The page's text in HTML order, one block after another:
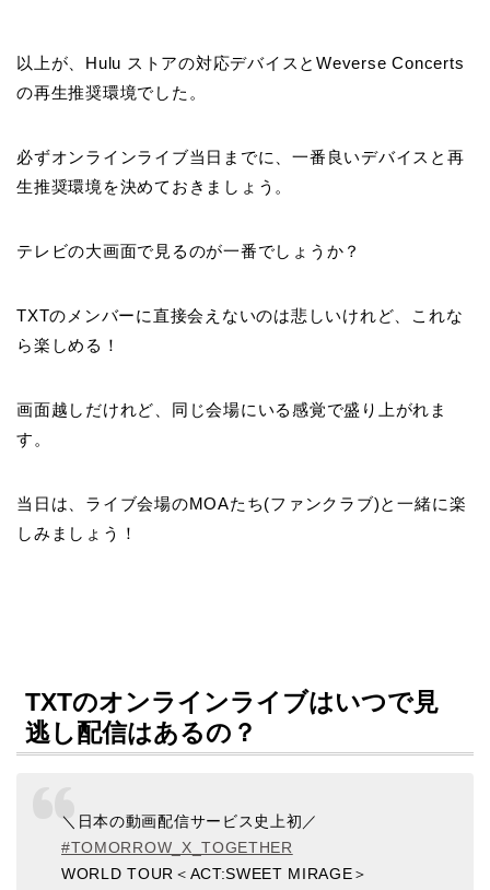
以上が、Hulu ストアの対応デバイスとWeverse Concerts
の再生推奨環境でした。
必ずオンラインライブ当日までに、一番良いデバイスと再
生推奨環境を決めておきましょう。
テレビの大画面で見るのが一番でしょうか？
TXTのメンバーに直接会えないのは悲しいけれど、これな
ら楽しめる！
画面越しだけれど、同じ会場にいる感覚で盛り上がれま
す。
当日は、ライブ会場のMOAたち(ファンクラブ)と一緒に楽
しみましょう！
TXTのオンラインライブはいつで見
逃し配信はあるの？
＼日本の動画配信サービス史上初／
#TOMORROW_X_TOGETHER
WORLD TOUR＜ACT:SWEET MIRAGE＞